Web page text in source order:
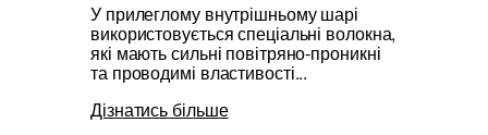
У прилеглому внутрішньому шарі
використовується спеціальні волокна,
які мають сильні повітряно-проникні
та проводимі властивості...
Дізнатись більше